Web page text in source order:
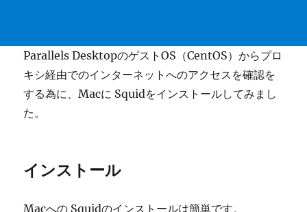
Parallels DesktopのゲストOS（CentOS）からプロ
キシ経由でのインターネットへのアクセスを確認を
する為に、Macに Squidをインストールしてみまし
た。
インストール
Macへの Squidのインストールは簡単です。